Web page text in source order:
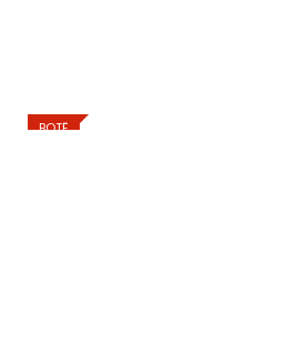
BOTË